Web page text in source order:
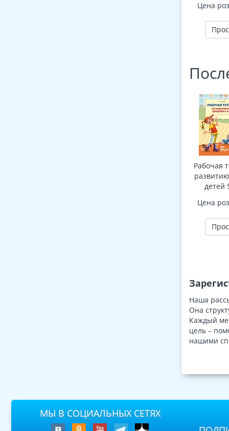
Цена
Рабочая
детей
ДО - 3-е
Цена
Наша
Она
Каждый
цель –
нашими
МЫ В СОЦИАЛЬНЫХ СЕТЯХ